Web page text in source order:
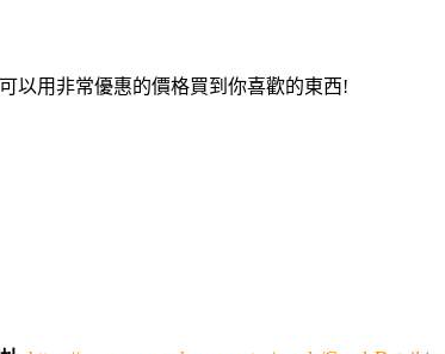
以用非常優惠的價格買到你喜歡的東西!